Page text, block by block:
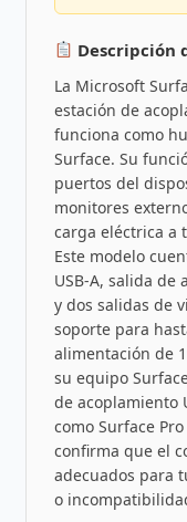
Descripción
La Microsoft
estación de
funciona como
Surface. Su
puertos del
monitores
carga eléctrica a
Este modelo
USB-A, salida
y dos salidas de
soporte para
alimentación de
su equipo
de acoplamiento
como Surface
confirma que el
adecuados para
o